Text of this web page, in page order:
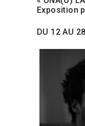
Exposition
DU 12 AU